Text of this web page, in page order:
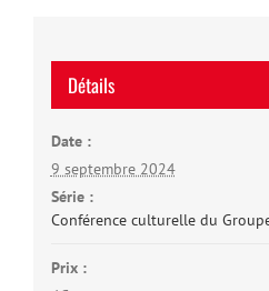
Détails
Date :
9 septembre 2024
Série :
Conférence culturelle du
Prix :